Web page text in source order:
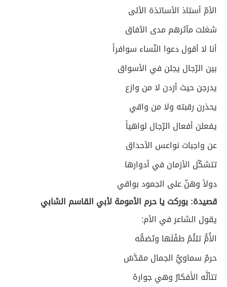
الأمّ أستاذ الأساتذة الألى
شغلت مآثرهم مدى الآفاق
أنا لا أقول دعوا النّساء سوافراً
بين الرّجال يجلن في الأسواق
يدرجن حيث أرَدن لا من وازع
يحذرن رقبته ولا من واقي
يفعلن أفعال الرّجال لواهياً
عن واجبات نواعس الأحداق
تتشكّل الأزمان في أدوارها
دولاً وهنّ على الجمود بواقي
قصيدة: بوركت يا حرم الأمومة لأبي القاسم الشابي
يقول الشاعر في الأم:
الأُمُّ تلثُمُ طفْلَها وتَضمُّه
حرمٌ سماويُّ الجمال مقدَّسُ
تتألَّه الأَفكارُ وهي جوارهُ